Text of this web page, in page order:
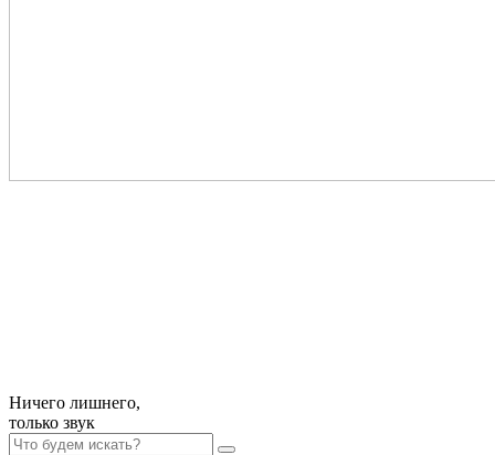
Ничего лишнего,
только звук